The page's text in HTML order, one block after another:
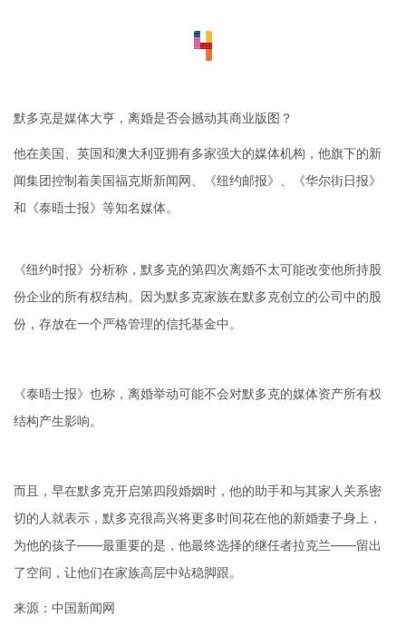
默多克是媒体大亨，离婚是否会撼动其商业版图？
他在美国、英国和澳大利亚拥有多家强大的媒体机构，他旗下的新
闻集团控制着美国福克斯新闻网、《纽约邮报》、《华尔街日报》
和《泰晤士报》等知名媒体。
《纽约时报》分析称，默多克的第四次离婚不太可能改变他所持股
份企业的所有权结构。因为默多克家族在默多克创立的公司中的股
份，存放在一个严格管理的信托基金中。
《泰晤士报》也称，离婚举动可能不会对默多克的媒体资产所有权
结构产生影响。
而且，早在默多克开启第四段婚姻时，他的助手和与其家人关系密
切的人就表示，默多克很高兴将更多时间花在他的新婚妻子身上，
为他的孩子——最重要的是，他最终选择的继任者拉克兰——留出
了空间，让他们在家族高层中站稳脚跟。
来源：中国新闻网